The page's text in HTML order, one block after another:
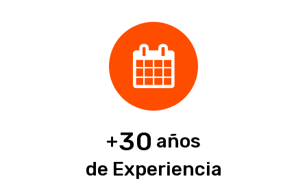
+30 años
de Experiencia